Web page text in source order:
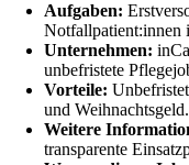
Aufgaben:
Notfallpatient:innen
Unternehmen:
unbefristete
Vorteile:
und Weihnachtsgeld.
Weitere
transparente